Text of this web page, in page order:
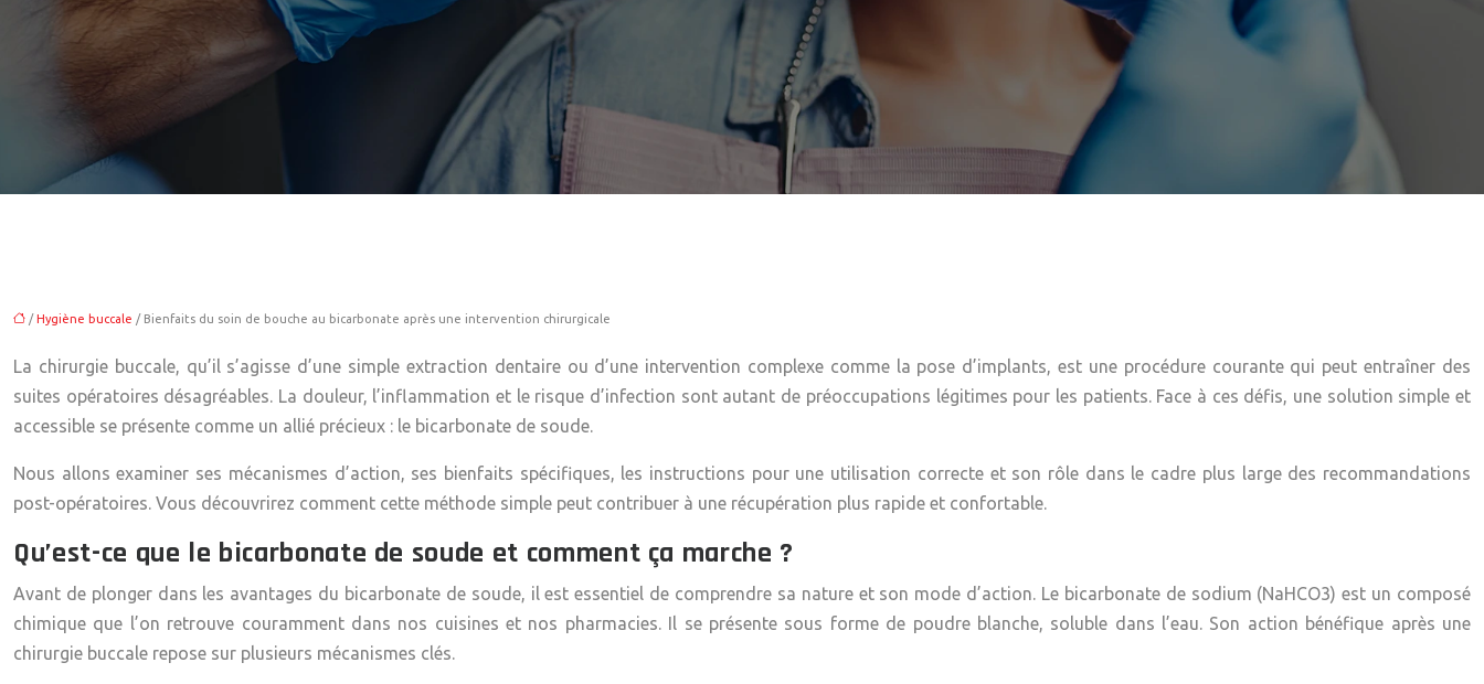
/Hygiène buccale / Bienfaits du soin de bouche au bicarbonate après une intervention chirurgicale
La chirurgie buccale, qu’il s’agisse d’une simple extraction dentaire ou d’une intervention complexe comme la pose d’implants, est une procédure courante qui peut entraîner des
suites opératoires désagréables. La douleur, l’inflammation et le risque d’infection sont autant de préoccupations légitimes pour les patients. Face à ces défis, une solution simple et
accessible se présente comme un allié précieux : le bicarbonate de soude.
Nous allons examiner ses mécanismes d’action, ses bienfaits spécifiques, les instructions pour une utilisation correcte et son rôle dans le cadre plus large des recommandations
post-opératoires. Vous découvrirez comment cette méthode simple peut contribuer à une récupération plus rapide et confortable.
Qu’est-ce que le bicarbonate de soude et comment ça marche ?
Avant de plonger dans les avantages du bicarbonate de soude, il est essentiel de comprendre sa nature et son mode d’action. Le bicarbonate de sodium (NaHCO3) est un composé
chimique que l’on retrouve couramment dans nos cuisines et nos pharmacies. Il se présente sous forme de poudre blanche, soluble dans l’eau. Son action bénéfique après une
chirurgie buccale repose sur plusieurs mécanismes clés.